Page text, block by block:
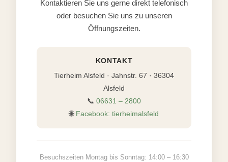
Kontaktieren Sie uns gerne direkt telefonisch
oder besuchen Sie uns zu unseren
Öffnungszeiten.
KONTAKT
Tierheim Alsfeld · Jahnstr. 67 · 36304
Alsfeld
📞 06631 – 2800
🌐 Facebook: tierheimalsfeld
Besuchszeiten Montag bis Sonntag: 14:00 – 16:30